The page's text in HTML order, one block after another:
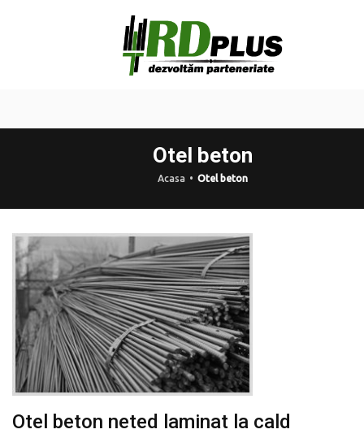
Otel beton
Acasa Otel beton
Otel beton neted laminat la cald